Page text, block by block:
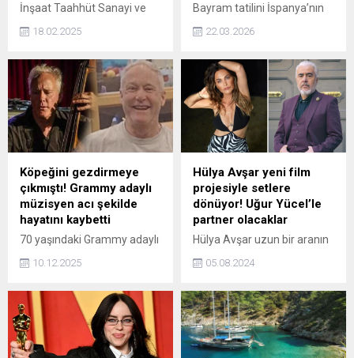
İnşaat Taahhüt Sanayi ve
milyon TL sermaye ile
tarafından kuruldu. Güçlü
finansal altyapısı ve yenilikçi
vizyonuyla dikkat çeken
şirket, kaliteli ve güvenilir
hizmet anlayışıyla sektörde
kalıcı bir yer edinmeyi
hedefliyor.
18.02.2025
Bayram tatilini İspanya’nın
Esra Erol ve eşi Ali Özbir,
takipçilerinin beğenisini
topladı. Uçakta başlayan
tatil paylaşımlarını ailece
gezdiği anlarla sürdüren
ünlü çiftin kareleri kısa
sürede beğeni yağmuruna
tutuldu.
22.03.2026
Köpeğini gezdirmeye
çıkmıştı! Grammy adaylı
müzisyen acı şekilde
hayatını kaybetti
70 yaşındaki Grammy adaylı
Macleod, köpeğini
çarpması sonucu hayatını
kaybetti. Araç sürücüsü ise
sabıkalı geçmişi ve yasa dışı
uyuşturucu bulundurma
10.12.2025
Hülya Avşar yeni film
projesiyle setlere
dönüyor! Uğur Yücel’le
partner olacaklar
Hülya Avşar uzun bir aranın
Çocukları filmiyle setlere
oyuncu Uğur Yücel ile
partner olacak.
05.08.2024